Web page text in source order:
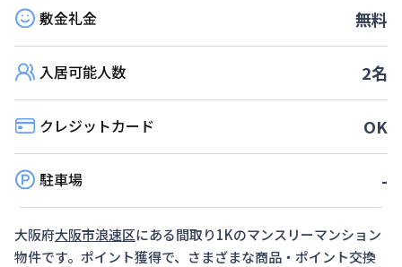
敷金礼金 無料
入居可能人数 2名
クレジットカード OK
駐車場 -
大阪府大阪市浪速区にある間取り1Kのマンスリーマンション
物件です。ポイント獲得で、さまざまな商品・ポイント交換